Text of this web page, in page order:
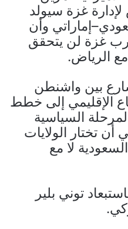
غزة سيولد
وأن
غزة لن يتحقق
الرياض.
بين واشنطن
الإقليمي إلى خطط
السياسية
أن تختار الولايات
لا مع
توني بلير